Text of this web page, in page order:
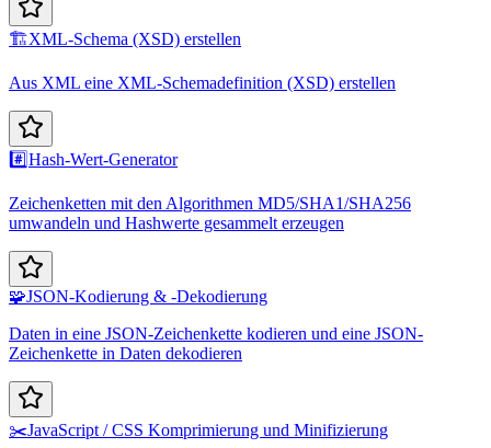
🏗️XML-Schema (XSD) erstellen
Aus XML eine XML-Schemadefinition (XSD) erstellen
#️⃣Hash-Wert-Generator
Zeichenketten mit den Algorithmen MD5/SHA1/SHA256
umwandeln und Hashwerte gesammelt erzeugen
🧩JSON-Kodierung & -Dekodierung
Daten in eine JSON-Zeichenkette kodieren und eine JSON-
Zeichenkette in Daten dekodieren
✂️JavaScript / CSS Komprimierung und Minifizierung